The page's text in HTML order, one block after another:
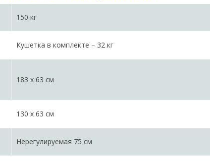
150 кг
Кушетка в комплекте – 32 кг
183 х 63 см
130 х 63 см
Нерегулируемая 75 см